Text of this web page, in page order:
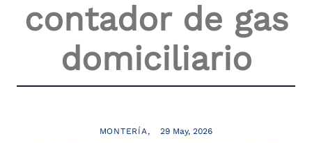
contador de gas
domiciliario
MONTERÍA 29 May, 2026